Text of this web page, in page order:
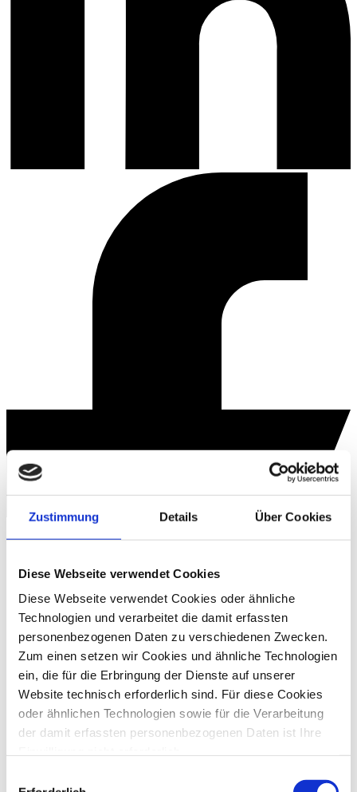
Zustimmung Details Über Cookies
Diese Webseite verwendet Cookies
Diese Webseite verwendet Cookies oder ähnliche
Technologien und verarbeitet die damit erfassten
personenbezogenen Daten zu verschiedenen Zwecken.
Zum einen setzen wir Cookies und ähnliche Technologien
ein, die für die Erbringung der Dienste auf unserer
Website technisch erforderlich sind. Für diese Cookies
oder ähnlichen Technologien sowie für die Verarbeitung
der damit erfassten personenbezogenen Daten ist Ihre